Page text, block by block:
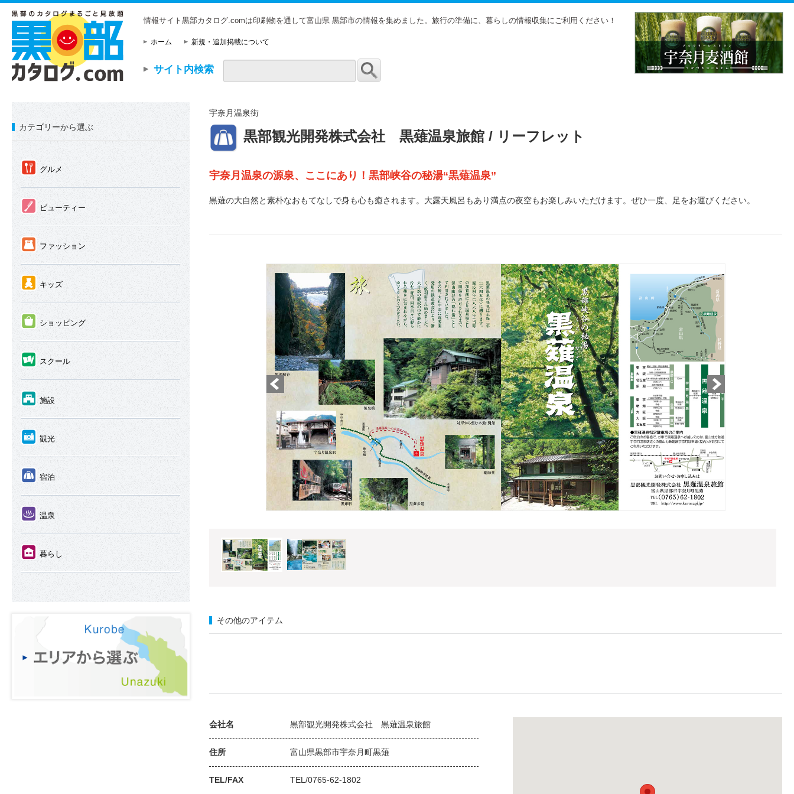
情報サイト黒部カタログ.comは印刷物を通して富山県 黒部市の情報を集めました。旅行の準備に、暮らしの情報収集にご利用ください！
ホーム 新規・追加掲載について
サイト内検索
カテゴリーから選ぶ
① グルメ
② ビューティー
③ ファッション
④ キッズ
⑤ ショッピング
⑥ スクール
⑦ 施設
⑧ 観光
⑨ 宿泊
⑩ 温泉
⑪ 暮らし
宇奈月温泉街
⑨ 黒部観光開発株式会社 黒薙温泉旅館 / リーフレット
宇奈月温泉の源泉、ここにあり！黒部峡谷の秘湯“黒薙温泉”
黒薙の大自然と素朴なおもてなしで身も心も癒されます。大露天風呂もあり満点の夜空もお楽しみいただけます。ぜひ一度、足をお運びください。
その他のアイテム
会社名 黒部観光開発株式会社 黒薙温泉旅館
住所 富山県黒部市宇奈月町黒薙
TEL/FAX TEL/0765-62-1802